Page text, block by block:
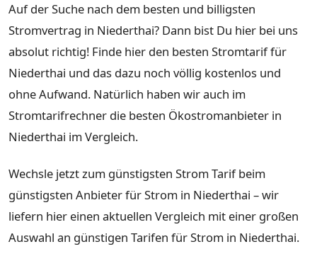
Auf der Suche nach dem besten und billigsten
Stromvertrag in Niederthai? Dann bist Du hier bei uns
absolut richtig! Finde hier den besten Stromtarif für
Niederthai und das dazu noch völlig kostenlos und
ohne Aufwand. Natürlich haben wir auch im
Stromtarifrechner die besten Ökostromanbieter in
Niederthai im Vergleich.
Wechsle jetzt zum günstigsten Strom Tarif beim
günstigsten Anbieter für Strom in Niederthai – wir
liefern hier einen aktuellen Vergleich mit einer großen
Auswahl an günstigen Tarifen für Strom in Niederthai.